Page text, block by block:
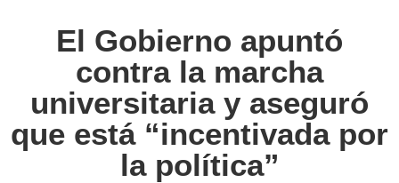
El Gobierno apuntó
contra la marcha
universitaria y aseguró
que está “incentivada por
la política”